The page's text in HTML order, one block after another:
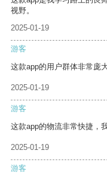
视野。
2025-01-19
游客
这款app的用户群体非常庞
2025-01-19
游客
这款app的物流非常快捷，
2025-01-19
游客